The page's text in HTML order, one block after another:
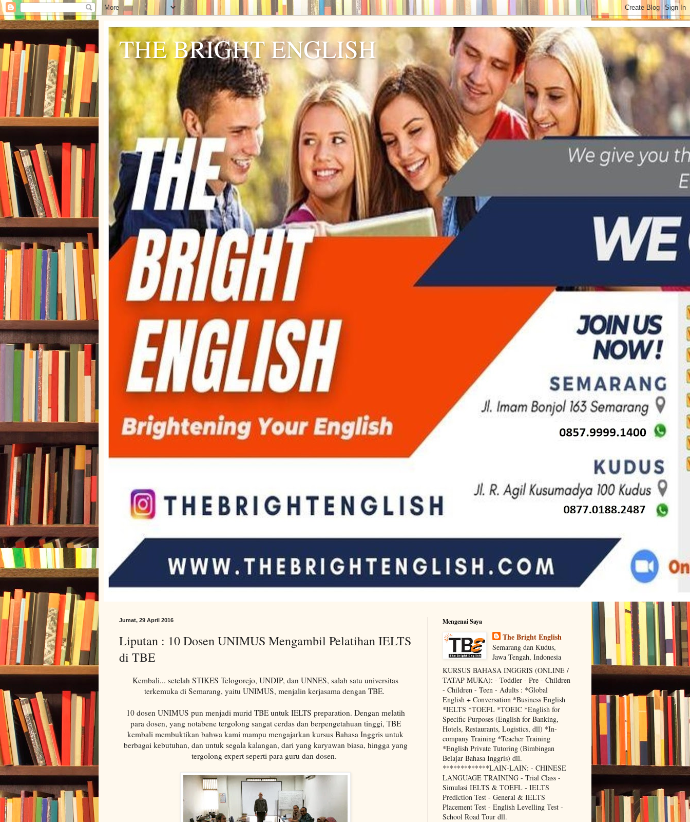
THE BRIGHT ENGLISH
Jumat, 29 April 2016
Liputan : 10 Dosen UNIMUS Mengambil Pelatihan IELTS
di TBE
Kembali... setelah STIKES Telogorejo, UNDIP, dan UNNES, salah satu universitas
terkemuka di Semarang, yaitu UNIMUS, menjalin kerjasama dengan TBE.
10 dosen UNIMUS pun menjadi murid TBE untuk IELTS preparation. Dengan melatih
para dosen, yang notabene tergolong sangat cerdas dan berpengetahuan tinggi, TBE
kembali membuktikan bahwa kami mampu mengajarkan kursus Bahasa Inggris untuk
berbagai kebutuhan, dan untuk segala kalangan, dari yang karyawan biasa, hingga yang
tergolong expert seperti para guru dan dosen.
Mengenai Saya
The Bright English
Semarang dan Kudus,
Jawa Tengah, Indonesia
KURSUS BAHASA INGGRIS (ONLINE /
TATAP MUKA): - Toddler - Pre - Children
- Children - Teen - Adults : *Global
English + Conversation *Business English
*IELTS *TOEFL *TOEIC *English for
Specific Purposes (English for Banking,
Hotels, Restaurants, Logistics, dll) *In-
company Training *Teacher Training
*English Private Tutoring (Bimbingan
Belajar Bahasa Inggris) dll.
*************LAIN-LAIN: - CHINESE
LANGUAGE TRAINING - Trial Class -
Simulasi IELTS & TOEFL - IELTS
Prediction Test - General & IELTS
Placement Test - English Levelling Test -
School Road Tour dll.